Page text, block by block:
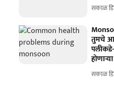
सकाळ
तुमचे
सकाळ